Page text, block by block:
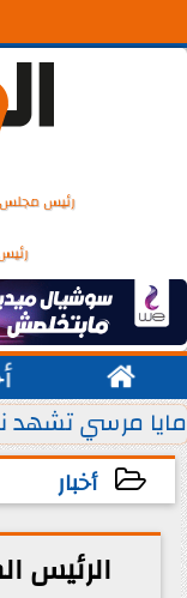
رئيس مجلس

يوليو من كل عام
مايا مرسي تشهد
أخبار
2025-11-24 10:11:56
الرئيس